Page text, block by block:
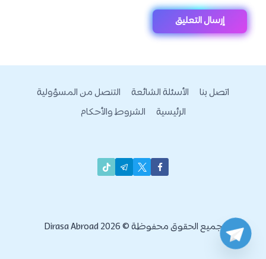
اتصل بنا الأسئلة الشائعة
التنصل من المسؤولية
الرئيسية
الشروط والأحكام
جميع الحقوق محفوظة © 2026 Dirasa Abroad